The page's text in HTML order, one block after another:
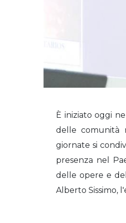
È iniziato oggi
delle comunità
giornate si
presenza nel
delle opere e
Alberto Sissimo,